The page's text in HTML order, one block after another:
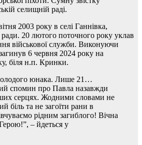
селищній раді.
2003 року в селі Ганнівка,
ради. 20 лютого поточного року уклав
військової служби. Виконуючи
6 червня 2024 року на
біля н.п. Кринки.
юнака. Лише 21…
спомин про Павла назавжди
серцях. Жодними словами не
біль та не загоїти рани в
рідним загиблого! Вічна
– йдеться у